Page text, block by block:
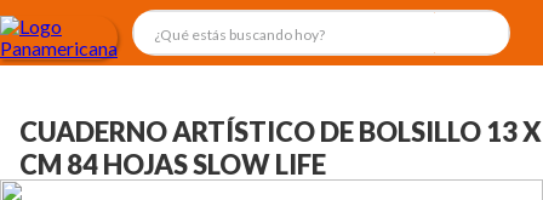
CUADERNO ARTÍSTICO DE BOLSILLO 13
CM 84 HOJAS SLOW LIFE